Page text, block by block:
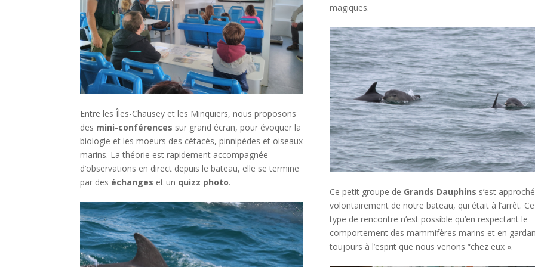
Entre les Îles-Chausey et les Minquiers, nous proposons
des mini-conférences sur grand écran, pour évoquer la
biologie et les moeurs des cétacés, pinnipèdes et oiseaux
marins. La théorie est rapidement accompagnée
d’observations en direct depuis le bateau, elle se termine
par des échanges et un quizz photo.
magiques.
Ce petit groupe de Grands Dauphins s’est approché
volontairement de notre bateau, qui était à l’arrêt. Ce
type de rencontre n’est possible qu’en respectant le
comportement des mammifères marins et en
toujours à l’esprit que nous venons “chez eux ».